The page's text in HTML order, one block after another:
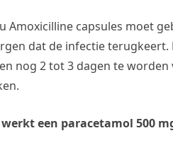
Amoxicilline capsules moet
dat de infectie
nog 2 tot 3 dagen te
een paracetamol 500